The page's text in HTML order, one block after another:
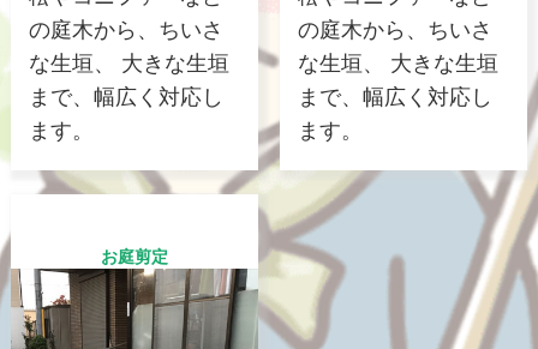
の庭木から、ちいさ
な生垣、 大きな生垣
まで、幅広く対応し
ます。
の庭木から、ちいさ
な生垣、 大きな生垣
まで、幅広く対応し
ます。
お庭剪定